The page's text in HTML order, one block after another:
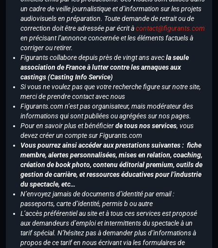
un cadre de veille journalistique et d’information sur les projets
audiovisuels en préparation. Toute demande de retrait ou de
correction doit être adressée par écrit àcontact@figurants.com
en précisant l’annonce concernée et les éléments factuels à
corriger ou retirer.
Figurants collabore depuis près de vingt ans avecla seule
association de France à lutter contre les arnaques aux
castings (Casting Info Service)
Si vous ne voulez pas que votre recherche figure sur notre site,
merci de prendre contact avec nous
Figurants.com n’est pas organisateur, mais modérateur des
informations qui sont publiées ou agrégées sur nos pages.
Pour en savoir plus et bénéficierde tous nos services, vous
devez créer un compte sur Figurants.com
Vous pourrez ainsi accéder aux prestations suivantes : fiche
membre, alertes personnalisées, mises en relation, coaching,
création de book photo, contenu éditorial premium, outils de
gestion de carrière, et ressources éducatives pour l’industrie
du spectacle, etc…
N’envoyez jamais de documents d’identité par email :
passeports, carte d’identité, permis b ou autre
L’accès préférentiel au site et à tous ces services est proposé
aux demandeurs d’emploi et intermittents du spectacle à un
tarif spécial. N’hésitez pas à demander plus d’informations à
propos de ce tarif en nous écrivant via les formulaires de